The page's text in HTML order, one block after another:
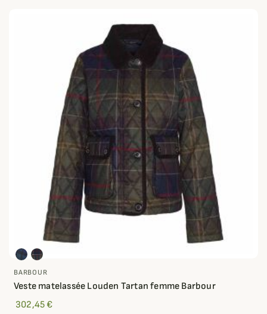
BARBOUR
Veste matelassée Louden Tartan femme Barbour
302,45 €